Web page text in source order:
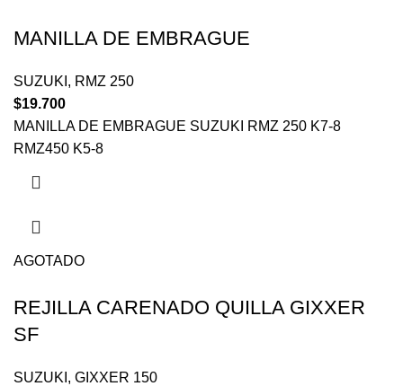
MANILLA DE EMBRAGUE
SUZUKI , RMZ 250
$19.700
MANILLA DE EMBRAGUE SUZUKI RMZ 250 K7-8
RMZ450 K5-8
AGOTADO
REJILLA CARENADO QUILLA GIXXER
SF
SUZUKI , GIXXER 150